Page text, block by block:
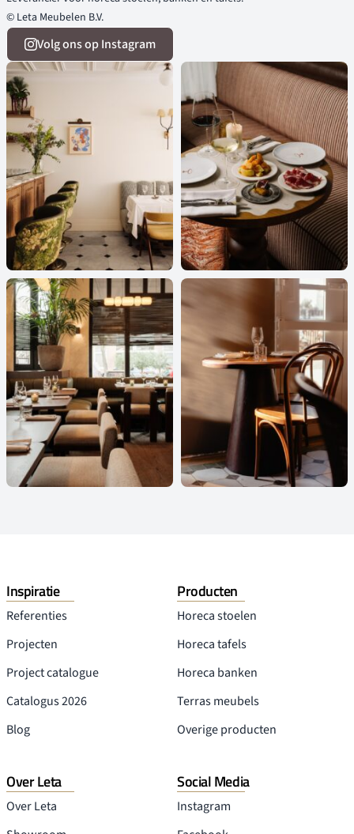
© Leta Meubelen B.V.
Volg ons op Instagram
Inspiratie
Referenties
Projecten
Project catalogue
Catalogus 2026
Blog
Producten
Horeca stoelen
Horeca tafels
Horeca banken
Terras meubels
Overige producten
Over Leta
Over Leta
Social Media
Instagram